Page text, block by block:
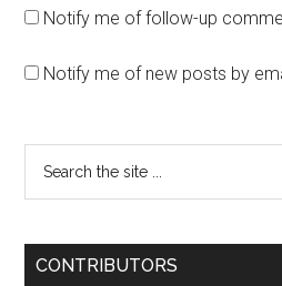
Notify me of follow-up
Notify me of new posts by
CONTRIBUTORS